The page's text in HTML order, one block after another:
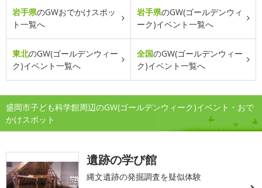
岩手県のGWおでかけスポッ
ト一覧へ
岩手県のGW(ゴールデンウィ
ーク)イベント一覧へ
東北のGW(ゴールデンウィー
ク)イベント一覧へ
全国のGW(ゴールデンウィー
ク)イベント一覧へ
盛岡市子ども科学館周辺のGW(ゴールデンウィーク)イベント・おで
かけスポット
遺跡の学び館
縄文遺跡の発掘調査を疑似体験